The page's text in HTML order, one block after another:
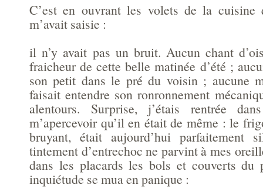
C’est en ouvrant les volets de la cuisine
m’avait saisie :
il n’y avait pas un bruit. Aucun chant
fraicheur de cette belle matinée d’été ;
son petit dans le pré du voisin ; aucune
faisait entendre son ronronnement
alentours. Surprise, j’étais rentrée
m’apercevoir qu’il en était de même : le
bruyant, était aujourd’hui parfaitement
tintement d’entrechoc ne parvint à mes
dans les placards les bols et couverts du
inquiétude se mua en panique :